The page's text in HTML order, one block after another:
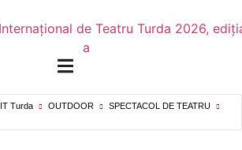
Turda OUTDOOR
SPECTACOL DE TEATRU